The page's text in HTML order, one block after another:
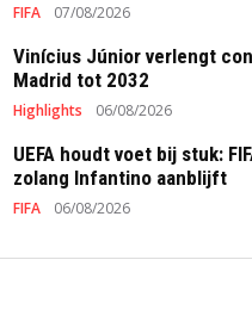
FIFA 07/08/2026
Vinícius Júnior verlengt
Madrid tot 2032
Highlights 06/08/2026
UEFA houdt voet bij stuk:
zolang Infantino aanblijft
FIFA 06/08/2026